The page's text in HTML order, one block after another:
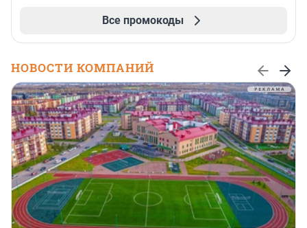
Все промокоды
НОВОСТИ КОМПАНИЙ